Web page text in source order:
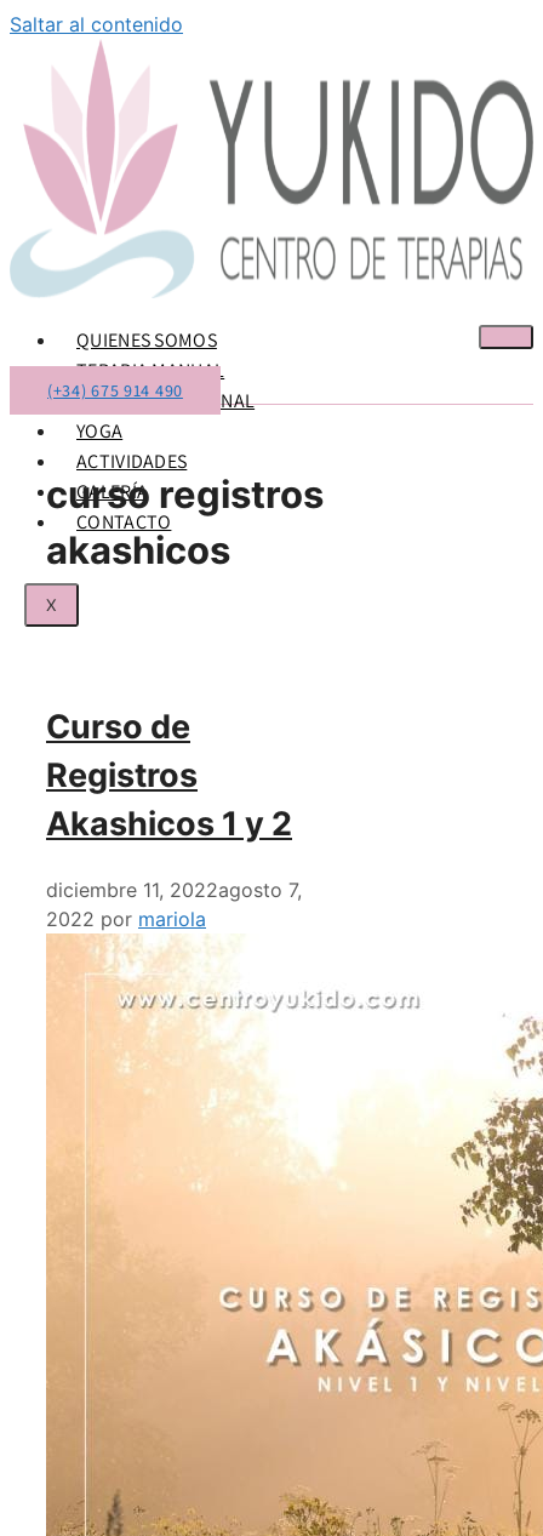
Saltar al contenido
QUIENES SOMOS
TERAPIA MANUAL
TERAPIA EMOCIONAL
YOGA
ACTIVIDADES
GALERÍA
CONTACTO
X
(+34) 675 914 490
curso registros
akashicos
Curso de
Registros
Akashicos 1 y 2
diciembre 11, 2022agosto 7,
2022 por mariola